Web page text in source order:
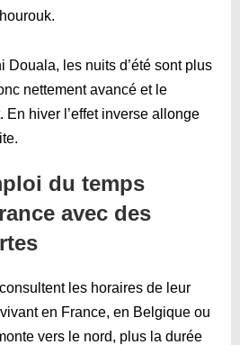
Douala, les nuits d’été sont plus
nettement avancé et le
En hiver l’effet inverse allonge
du temps
avec des
les horaires de leur
en France, en Belgique ou
vers le nord, plus la durée